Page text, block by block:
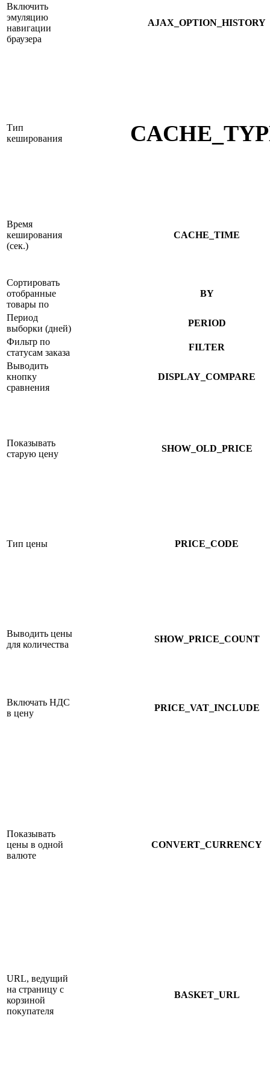
Включить
эмуляцию
навигации
браузера
AJAX_OPTION_HISTORY
Тип
кеширования
Время
кеширования
(сек.)
CACHE_TIME
Сортировать
отобранные
товары по
BY
Период
выборки (дней)
PERIOD
Фильтр по
статусам заказа
FILTER
Выводить
кнопку
сравнения
DISPLAY_COMPARE
Показывать
старую цену
SHOW_OLD_PRICE
Тип цены PRICE_CODE
Выводить цены
для количества
SHOW_PRICE_COUNT
Включать НДС
в цену
PRICE_VAT_INCLUDE
Показывать
цены в одной
валюте
CONVERT_CURRENCY
URL, ведущий
на страницу с
корзиной
покупателя
BASKET_URL